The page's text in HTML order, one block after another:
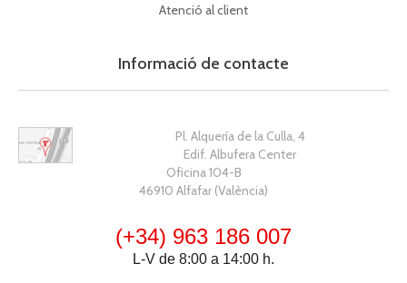
Atenció al client
Informació de contacte
Pl. Alquería de la Culla, 4
Edif. Albufera Center
Oficina 104-B
46910 Alfafar (València)
(+34) 963 186 007
L-V de 8:00 a 14:00 h.